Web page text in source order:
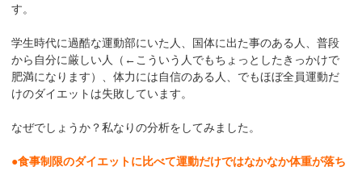
す。
学生時代に過酷な運動部にいた人、国体に出た事のある人、普段
から自分に厳しい人（←こういう人でもちょっとしたきっかけで
肥満になります）、体力には自信のある人、でもほぼ全員運動だ
けのダイエットは失敗しています。
なぜでしょうか？私なりの分析をしてみました。
●食事制限のダイエットに比べて運動だけではなかなか体重が落ち